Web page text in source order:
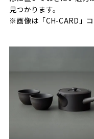
見つかります。
※画像は「CH-CARD」コ